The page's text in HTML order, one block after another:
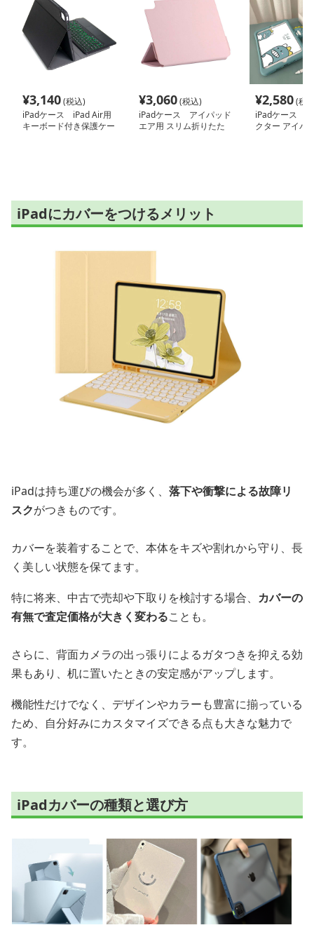
¥3,140(税込)
iPadケース iPad Air用
キーボード付き保護ケー
¥3,060(税込)
iPadケース アイパッド
エア用 スリム折りたた
¥2,580(税
iPadケース
クター アイパ
iPadにカバーをつけるメリット
iPadは持ち運びの機会が多く、 落下や衝撃による故障リ
スクがつきものです。
カバーを装着することで、本体をキズや割れから守り、長
く美しい状態を保てます。
特に将来、中古で売却や下取りを検討する場合、 カバーの
有無で査定価格が大きく変わることも。
さらに、背面カメラの出っ張りによるガタつきを抑える効
果もあり、机に置いたときの安定感がアップします。
機能性だけでなく、デザインやカラーも豊富に揃っている
ため、自分好みにカスタマイズできる点も大きな魅力で
す。
iPadカバーの種類と選び方